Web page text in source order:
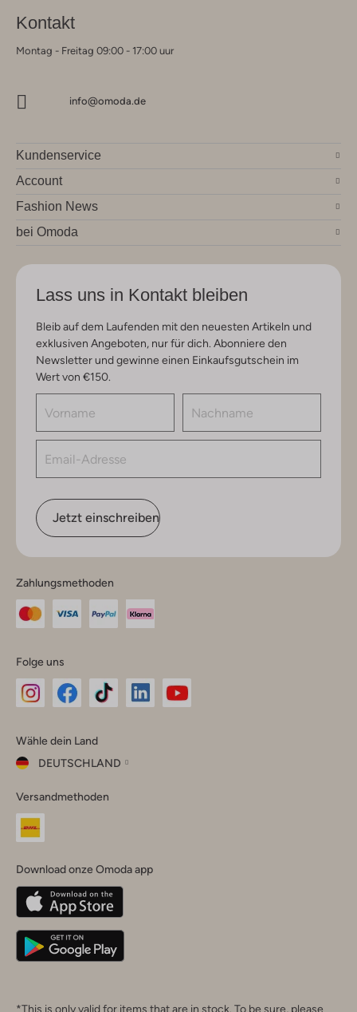
Kontakt
Montag - Freitag 09:00 - 17:00 uur
info@omoda.de
Kundenservice
Account
Fashion News
bei Omoda
Lass uns in Kontakt bleiben
Bleib auf dem Laufenden mit den neuesten Artikeln und
exklusiven Angeboten, nur für dich. Abonniere den
Newsletter und gewinne einen Einkaufsgutschein im
Wert von €150.
Jetzt einschreiben
Zahlungsmethoden
Folge uns
Instagram
Facebook
TikTok
Wähle dein Land
DEUTSCHLAND
dein
Land
Belgique(Français)
Deutschland
Versandmethoden
Download onze Omoda app
*This is only valid for items that are in stock. To be sure, please